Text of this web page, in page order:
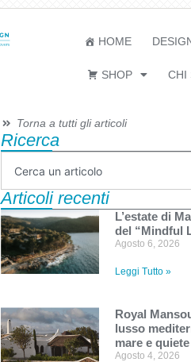
HOME
SHOP CHI
Torna a tutti gli articoli
Ricerca
Articoli recenti
L’estate di
del “Mindful
Agosto 6, 2026
Leggi Tutto »
Royal
lusso
mare e
Agosto 4, 2026